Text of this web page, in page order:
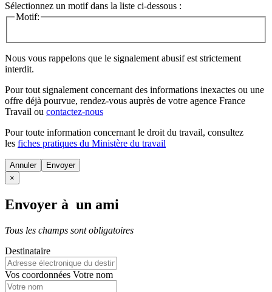
Sélectionnez un motif dans la liste ci-dessous :
Motif:
Nous vous rappelons que le signalement abusif est strictement
interdit.
Pour tout signalement concernant des informations inexactes ou une
offre déjà pourvue, rendez-vous auprès de votre agence France
Travail ou contactez-nous
Pour toute information concernant le droit du travail, consultez
les fiches pratiques du Ministère du travail
Annuler
×
Envoyer à un ami
Tous les champs sont obligatoires
Destinataire
Vos coordonnées Votre nom